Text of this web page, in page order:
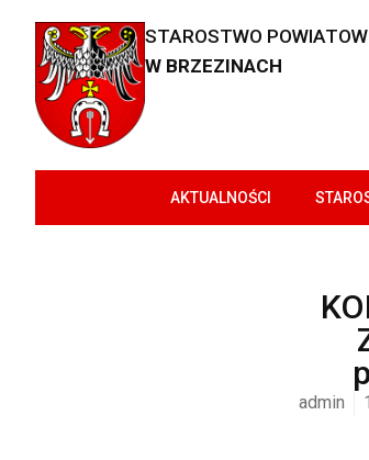
STAROSTWO
W BRZEZINACH
AKTUALNOŚCI
admin